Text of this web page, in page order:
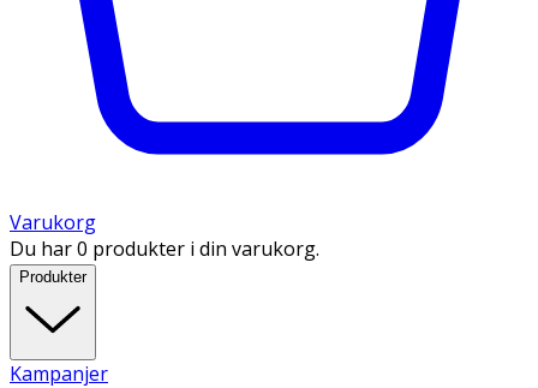
Varukorg
Du har 0 produkter i din varukorg.
Produkter
Kampanjer